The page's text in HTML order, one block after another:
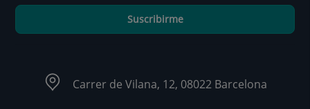
Suscribirme
Carrer de Vilana, 12, 08022 Barcelona